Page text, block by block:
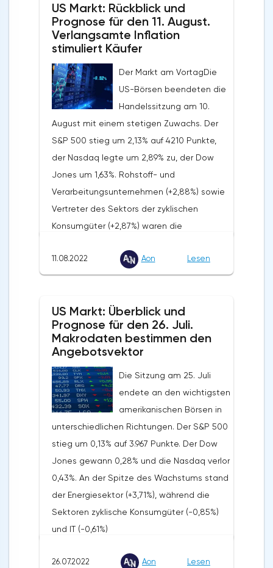
US Markt: Rückblick und
Prognose für den 11. August.
Verlangsamte Inflation
stimuliert Käufer
Der Markt am VortagDie
US-Börsen beendeten die
Handelssitzung am 10.
August mit einem stetigen Zuwachs. Der
S&P 500 stieg um 2,13% auf 4210 Punkte,
der Nasdaq legte um 2,89% zu, der Dow
Jones um 1,63%. Rohstoff- und
Verarbeitungsunternehmen (+2,88%) sowie
Vertreter des Sektors der zyklischen
Konsumgüter (+2,87%) waren die
Wachstums.UnternehmensnachrichtenDie
Berichterstattung von Coinbase Global
den Umsatz deutlich schwächer aus als
erwartet. Darüber hinaus hat das
Unternehmen das zweite Quartal in Folge
einen Rückgang der Handelsaktivitäten
zurückzuführen ist. Coinbases eigene
Richtwerte für die Anzahl der aktiven
Investoren für das Jahr wurden von 15
Millionen auf 9 Millionen gesenkt.Der
Quartalsumsatz und -gewinn von Qorvo
(QRVO: +6,63%) sank etwas weniger als vom
Konsens erwartet. Das Management des
Unternehmens gab jedoch eine schwache
Prognose bis zum Jahresende ab.Die
11.08.2022 Aon Lesen
US Markt: Überblick und
Prognose für den 26. Juli.
Makrodaten bestimmen den
Angebotsvektor
Die Sitzung am 25. Juli
endete an den wichtigsten
amerikanischen Börsen in
unterschiedlichen Richtungen. Der S&P 500
stieg um 0,13% auf 3.967 Punkte. Der Dow
Jones gewann 0,28% und die Nasdaq verlor
0,43%. An der Spitze des Wachstums stand
der Energiesektor (+3,71%), während die
Sektoren zyklische Konsumgüter (-0,85%)
und IT (-0,61%)
Chef von World Wrestling Entertainment
26.07.2022 Aon Lesen